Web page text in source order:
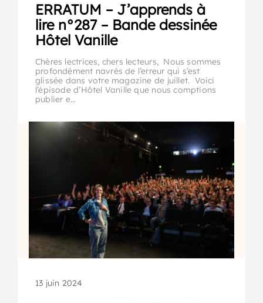
ERRATUM – J’apprends à
lire n°287 – Bande dessinée
Hôtel Vanille
Chères lectrices, chers lecteurs, Nous sommes
profondément navrés de l’erreur qui s’est
glissée dans votre magazine de juillet. Voici
l’épisode d’Hôtel Vanille que nous comptions
publier e…
13 juin 2024